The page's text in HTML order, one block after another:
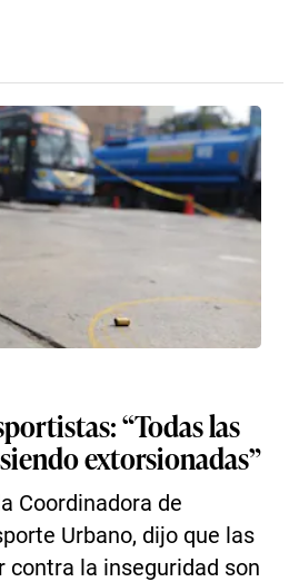
“Todas las
extorsionadas”
Coordinadora de
Urbano, dijo que las
contra la inseguridad son